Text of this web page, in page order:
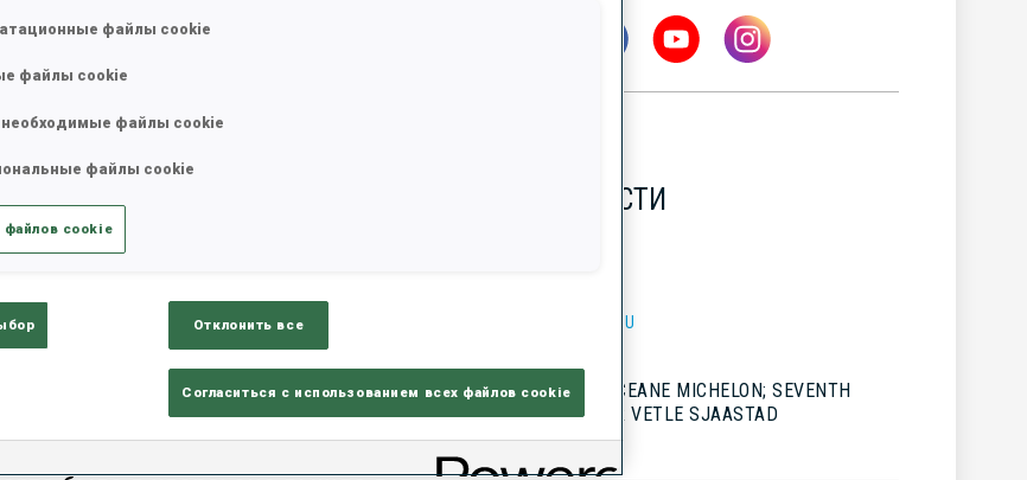
одним из открытий
прорыв, выиграв
В ее биатлонной карьере это
и самая первая победа на
НОВОСТИ
КУБОК МИРА BMW IBU
BIG WINS FOR OCEANE MICHELON; SEVENTH
BLINK TITLE FOR VETLE SJAASTAD
CHRISTIANSEN
файлы cookie
файлы cookie
необходимые файлы cookie
файлы cookie
файлов cookie
Отклонить все
Согласиться с использованием всех файлов cookie